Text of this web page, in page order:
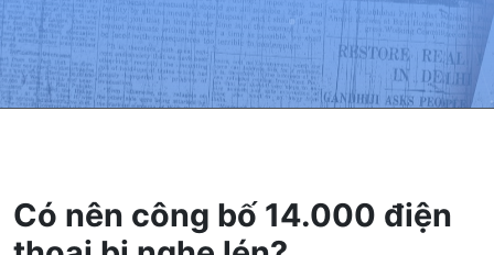
Có nên công bố 14.000 điện